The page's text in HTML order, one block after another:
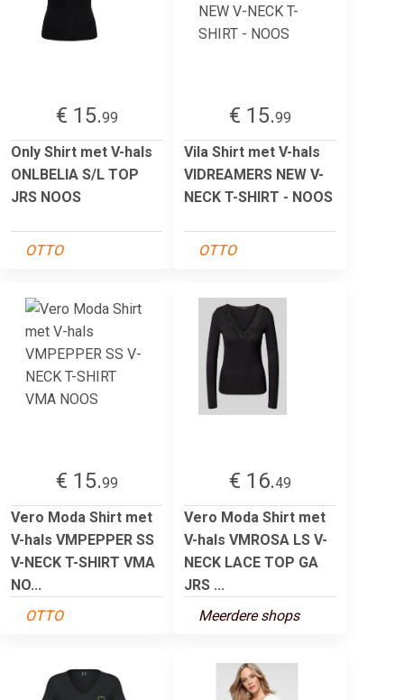
€ 15.99
Only Shirt met V-hals
ONLBELIA S/L TOP
JRS NOOS
OTTO
€ 15.99
Vila Shirt met V-hals
VIDREAMERS NEW V-
NECK T-SHIRT - NOOS
OTTO
€ 15.99
Vero Moda Shirt met
V-hals VMPEPPER SS
V-NECK T-SHIRT VMA
NO...
OTTO
€ 16.49
Vero Moda Shirt met
V-hals VMROSA LS V-
NECK LACE TOP GA
JRS ...
Meerdere shops